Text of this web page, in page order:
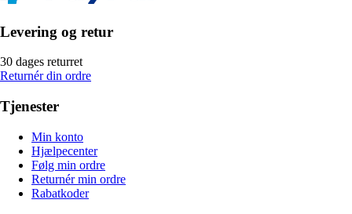
Levering og retur
30 dages returret
Returnér din ordre
Tjenester
Min konto
Hjælpecenter
Følg min ordre
Returnér min ordre
Rabatkoder